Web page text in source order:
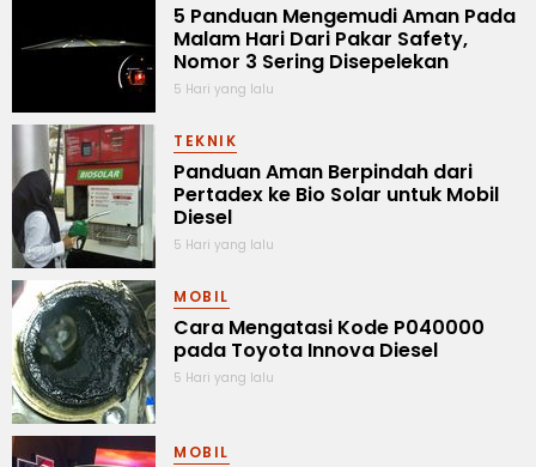
5 Panduan Mengemudi Aman Pada
Malam Hari Dari Pakar Safety,
Nomor 3 Sering Disepelekan
5 Hari yang lalu
TEKNIK
Panduan Aman Berpindah dari
Pertadex ke Bio Solar untuk Mobil
Diesel
5 Hari yang lalu
MOBIL
Cara Mengatasi Kode P040000
pada Toyota Innova Diesel
5 Hari yang lalu
MOBIL